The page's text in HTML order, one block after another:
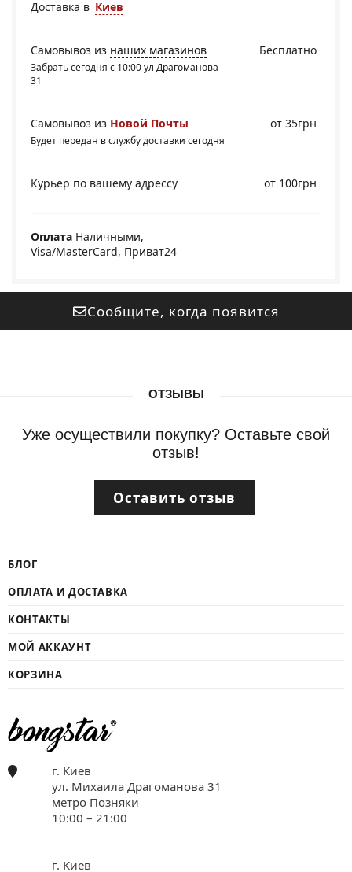
Доставка в Киев
Бесплатно
Самовывоз из наших магазинов
Забрать сегодня с 10:00 ул Драгоманова
31
Самовывоз из Новой Почты
Будет передан в службу доставки сегодня
от 35грн
Курьер по вашему адрессу от 100грн
Оплата Наличными,
Visa/MasterCard, Приват24
Сообщите, когда появится
ОТЗЫВЫ
Уже осуществили покупку? Оставьте свой
отзыв!
Оставить отзыв
БЛОГ
ОПЛАТА И ДОСТАВКА
КОНТАКТЫ
МОЙ АККАУНТ
КОРЗИНА
г. Киев
ул. Михаила Драгоманова 31
метро Позняки
10:00 – 21:00
г. Киев